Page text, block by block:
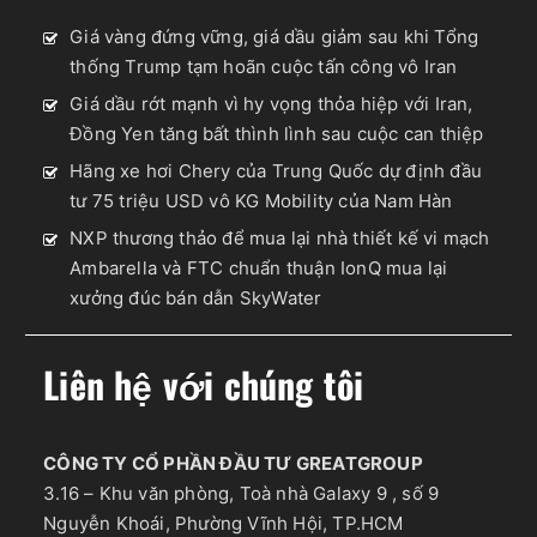
Giá vàng đứng vững, giá dầu giảm sau khi Tổng
thống Trump tạm hoãn cuộc tấn công vô Iran
Giá dầu rớt mạnh vì hy vọng thỏa hiệp với Iran,
Đồng Yen tăng bất thình lình sau cuộc can thiệp
Hãng xe hơi Chery của Trung Quốc dự định đầu
tư 75 triệu USD vô KG Mobility của Nam Hàn
NXP thương thảo để mua lại nhà thiết kế vi mạch
Ambarella và FTC chuẩn thuận IonQ mua lại
xưởng đúc bán dẫn SkyWater
Liên hệ với chúng tôi
CÔNG TY CỔ PHẦN ĐẦU TƯ GREATGROUP
3.16 – Khu văn phòng, Toà nhà Galaxy 9 , số 9
Nguyễn Khoái, Phường Vĩnh Hội, TP.HCM